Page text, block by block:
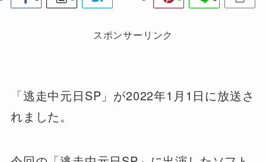
スポンサーリンク
「逃走中元日SP」が2022年1月1日に放送さ
れました。